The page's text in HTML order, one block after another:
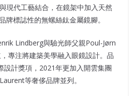
現代工藝結合，在鏡架中加入天然
牌標誌性的無螺絲鈦金屬鏡腳。
Lindberg與驗光師父親Poul-Jørn
專注將建築美學融入眼鏡設計。品
設計獎項，2021年更加入開雲集團
等奢侈品牌並列。